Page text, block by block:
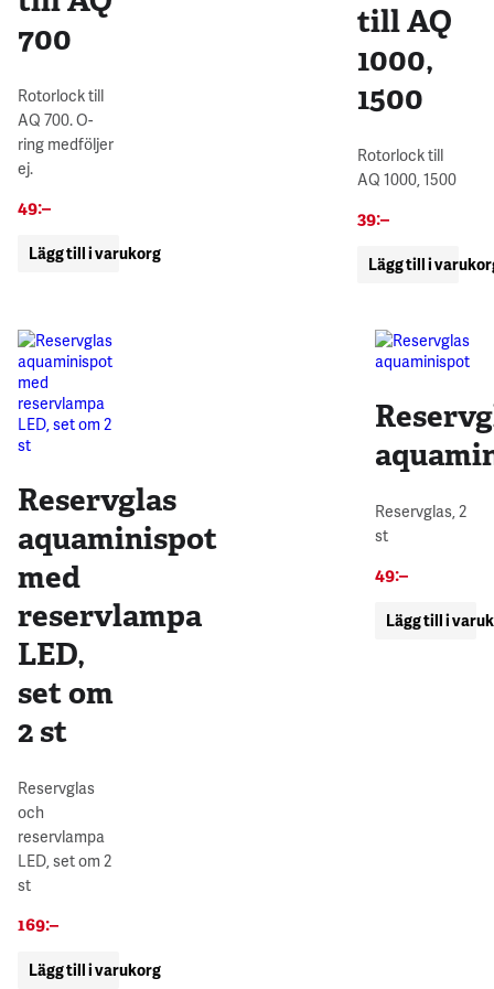
700
Rotorlock till
AQ 700. O-
ring medföljer
ej.
49:–
Lägg till i varukorg
till AQ
1000,
1500
Rotorlock till
AQ 1000, 1500
39:–
Lägg till i
Reservglas
aquaminispot
med
reservlampa
LED,
set om
2 st
Reservglas
och
reservlampa
LED, set om 2
st
169:–
Lägg till i varukorg
Reservglas, 2
st
49:–
Lägg till i